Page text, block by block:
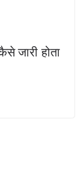
जारी होता